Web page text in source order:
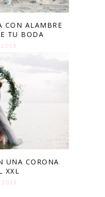
CON ALAMBRE
TU BODA
UNA CORONA
XXL
2019